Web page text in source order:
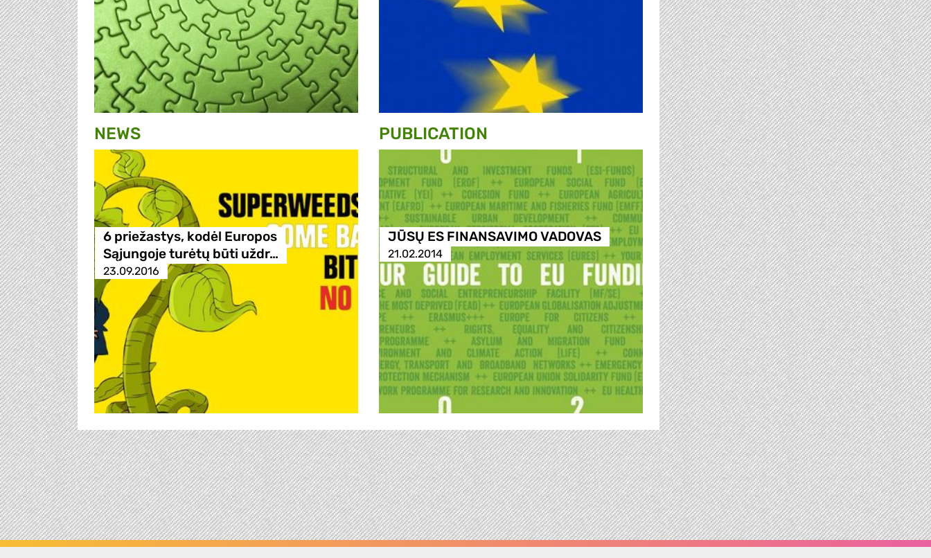
NEWS
6 priežastys, kodėl Europos
Sąjungoje turėtų būti uždr…
23.09.2016
PUBLICATION
JŪSŲ ES FINANSAVIMO VADOVAS
21.02.2014